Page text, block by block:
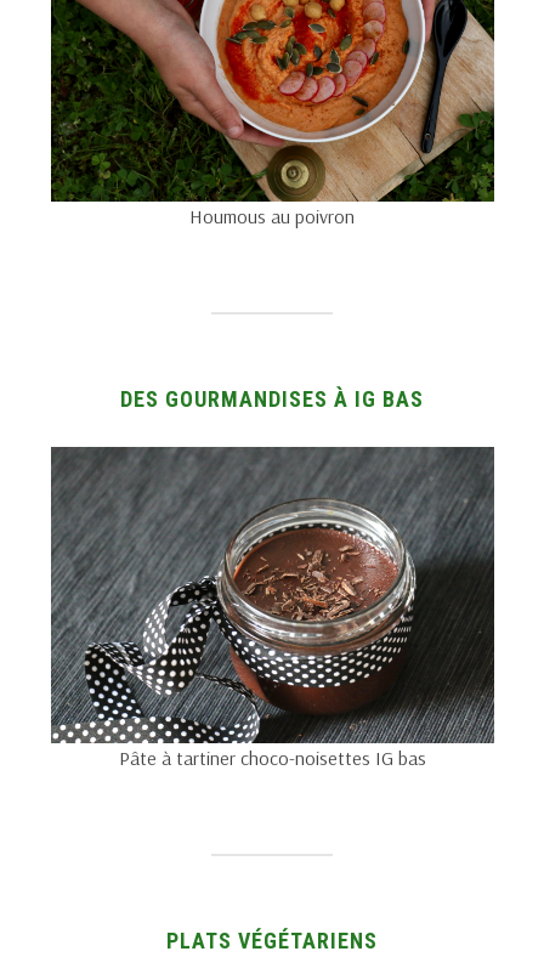
Houmous au poivron
DES GOURMANDISES À IG BAS
Pâte à tartiner choco-noisettes IG bas
PLATS VÉGÉTARIENS